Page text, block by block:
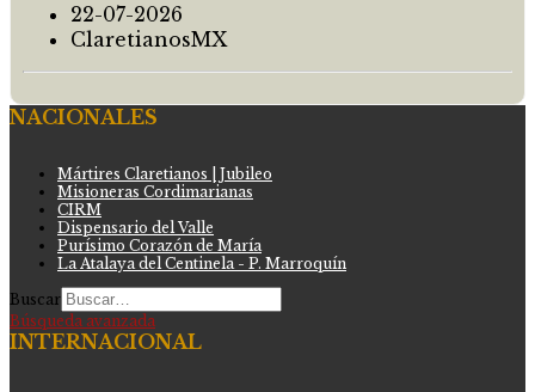
22-07-2026
ClaretianosMX
NACIONALES
Mártires Claretianos | Jubileo
Misioneras Cordimarianas
CIRM
Dispensario del Valle
Purísimo Corazón de María
La Atalaya del Centinela - P. Marroquín
Buscar
Búsqueda avanzada
INTERNACIONAL